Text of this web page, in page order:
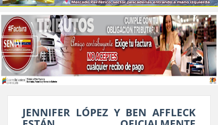
JENNIFER LÓPEZ Y BEN AFFLECK